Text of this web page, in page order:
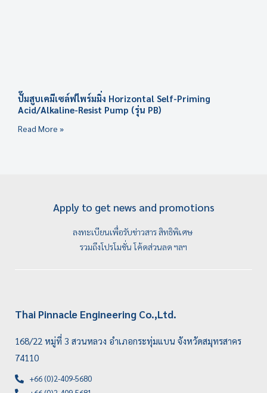
ปั๊มสูบเคมีเซล์ฟไพร์มมิ่ง Horizontal Self-Priming
Acid/Alkaline-Resist Pump (รุ่น PB)
Read More »
Apply to get news and promotions
ลงทะเบียนเพื่อรับข่าวสาร สิทธิพิเศษ
รวมถึงโปรโมชั่น โค้ดส่วนลด ฯลฯ
Thai Pinnacle Engineering Co.,Ltd.
168/22 หมู่ที่ 3 สวนหลวง อำเภอกระทุ่มแบน จังหวัดสมุทรสาคร
74110
+66 (0)2-409-5680